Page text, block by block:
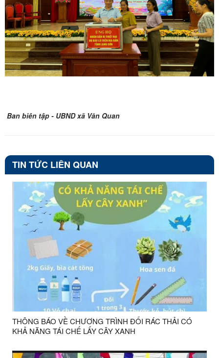
Ban biên tập - UBND xã Văn Quan
TIN TỨC LIÊN QUAN
THÔNG BÁO VỀ CHƯƠNG TRÌNH ĐỔI RÁC THẢI CÓ
KHẢ NĂNG TÁI CHẾ LẤY CÂY XANH